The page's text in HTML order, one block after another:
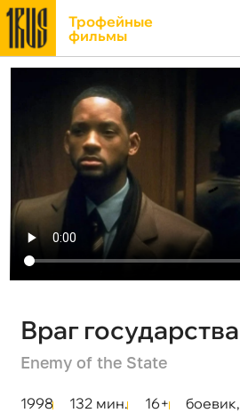
Трофейные
фильмы
Враг государства
Enemy of the State
1998 132 мин. 16+ боевик,